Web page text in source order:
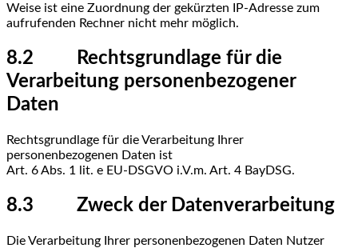
Weise ist eine Zuordnung der gekürzten IP-Adresse zum
aufrufenden Rechner nicht mehr möglich.
8.2 Rechtsgrundlage für die
Verarbeitung personenbezogener
Daten
Rechtsgrundlage für die Verarbeitung Ihrer
personenbezogenen Daten ist
Art. 6 Abs. 1 lit. e EU-DSGVO i.V.m. Art. 4 BayDSG.
8.3 Zweck der Datenverarbeitung
Die Verarbeitung Ihrer personenbezogenen Daten Nutzer